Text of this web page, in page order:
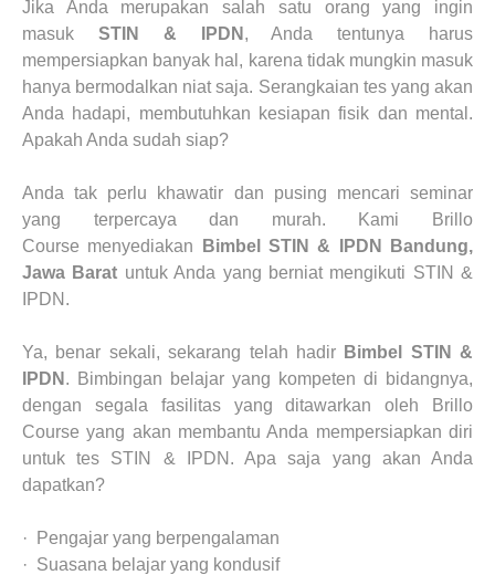
Jika Anda merupakansalah satu orang yang ingin
masuk STIN & IPDN , Anda tentunya harus
mempersiapkan banyak hal, karena tidak mungkin masuk
hanya bermodalkan niat saja. Serangkaian tes yang akan
Anda hadapi, membutuhkan kesiapan fisik dan mental.
Apakah Anda sudah siap?
Anda tak perlu khawatir dan pusing mencari seminar
yang terpercaya dan murah. Kami
Brillo
Course menyediakan Bimbel STIN & IPDN
Bandung,
Jawa Barat untuk Anda yang berniat mengikuti STIN &
IPDN .
Ya, benar sekali, sekarang telah hadir Bimbel STIN &
IPDN .
Bimbingan belajar yang kompeten di bidangnya,
dengan segala fasilitas yang ditawarkan oleh
Brillo
Courseyang akan membantu Anda mempersiapkan diri
untuk tes STIN & IPDN . Apa saja yang akan Anda
dapatkan?
·
Pengajar yang berpengalaman
· Suasana belajar yang kondusif